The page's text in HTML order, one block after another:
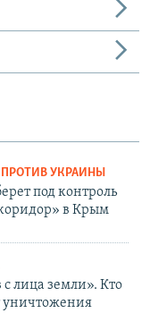
УКРАИНЫ
под контроль
в Крым
с лица земли». Кто
уничтожения